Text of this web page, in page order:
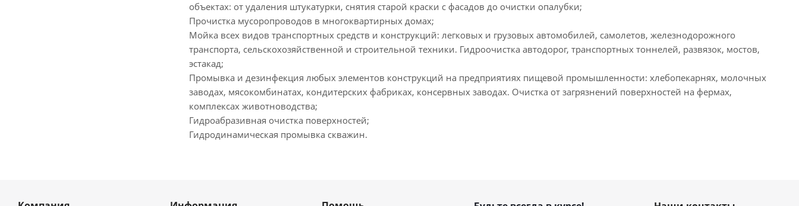
объектах: от удаления штукатурки, снятия старой краски с фасадов до очистки опалубки;
Прочистка мусоропроводов в многоквартирных домах;
Мойка всех видов транспортных средств и конструкций: легковых и грузовых автомобилей, самолетов, железнодорожного
транспорта, сельскохозяйственной и строительной техники. Гидроочистка автодорог, транспортных тоннелей, развязок, мостов,
эстакад;
Промывка и дезинфекция любых элементов конструкций на предприятиях пищевой промышленности: хлебопекарнях, молочных
заводах, мясокомбинатах, кондитерских фабриках, консервных заводах. Очистка от загрязнений поверхностей на фермах,
комплексах животноводства;
Гидроабразивная очистка поверхностей;
Гидродинамическая промывка скважин.